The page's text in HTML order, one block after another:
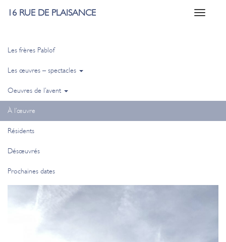
Toggle
16 RUE DE PLAISANCE
Les frères Pablof
Les œuvres – spectacles
Oeuvres de l’avent
À l’œuvre
Résidents
Désœuvrés
Prochaines dates